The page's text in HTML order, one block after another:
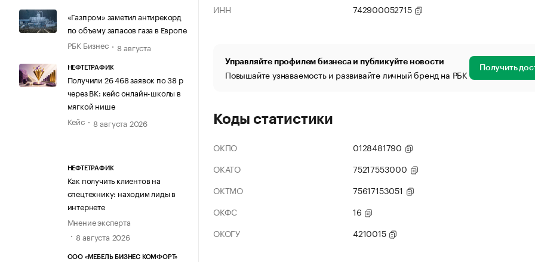
«Газпром» заметил антирекорд
по объему запасов газа в Европе
РБК Бизнес
8 августа
НЕФТЕТРАФИК
Получили 26 468 заявок по 38 р
через ВК: кейс онлайн-школы в
мягкой нише
Кейс
8 августа 2026
НЕФТЕТРАФИК
Как получить клиентов на
спецтехнику: находим лиды в
интернете
Мнение эксперта
8 августа 2026
ООО «МЕБЕЛЬ БИЗНЕС КОМФОРТ»
ИНН
742900052715
Управляйте профилем бизнеса и публикуйте новости
Повышайте узнаваемость и развивайте личный бренд на РБК Получить
Коды статистики
ОКПО
0128481790
ОКАТО
75217553000
ОКТМО
75617153051
ОКФС
16
ОКОГУ
4210015